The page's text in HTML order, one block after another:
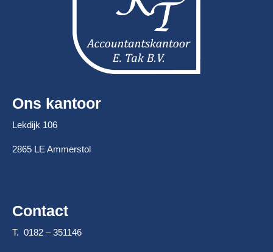
Ons kantoor
Lekdijk 106
2865 LE Ammerstol
Contact
T. 0182 – 351146